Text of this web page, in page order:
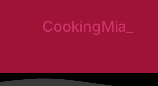
CookingMia_